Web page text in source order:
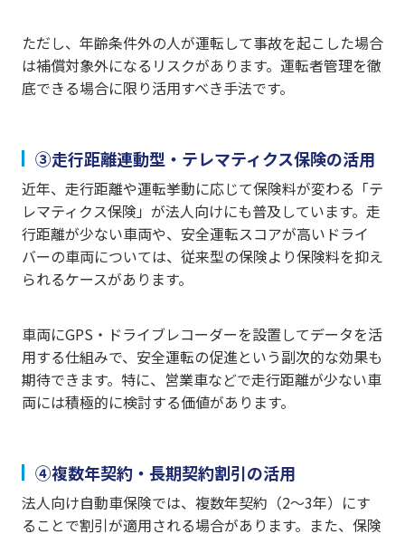
ただし、年齢条件外の人が運転して事故を起こした場合
は補償対象外になるリスクがあります。運転者管理を徹
底できる場合に限り活用すべき手法です。
③走行距離連動型・テレマティクス保険の活用
近年、走行距離や運転挙動に応じて保険料が変わる「テ
レマティクス保険」が法人向けにも普及しています。走
行距離が少ない車両や、安全運転スコアが高いドライ
バーの車両については、従来型の保険より保険料を抑え
られるケースがあります。
車両にGPS・ドライブレコーダーを設置してデータを活
用する仕組みで、安全運転の促進という副次的な効果も
期待できます。特に、営業車などで走行距離が少ない車
両には積極的に検討する価値があります。
④複数年契約・長期契約割引の活用
法人向け自動車保険では、複数年契約（2〜3年）にす
ることで割引が適用される場合があります。また、保険